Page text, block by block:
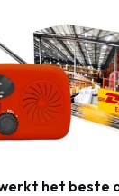
het beste